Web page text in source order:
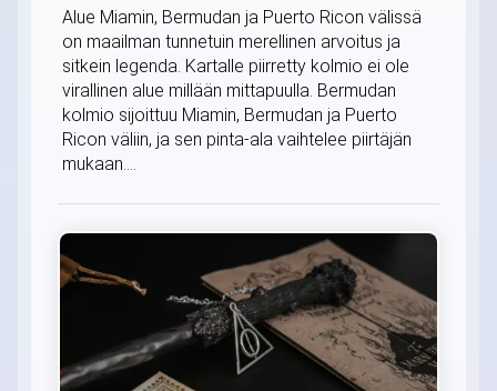
Alue Miamin, Bermudan ja Puerto Ricon välissä
on maailman tunnetuin merellinen arvoitus ja
sitkein legenda. Kartalle piirretty kolmio ei ole
virallinen alue millään mittapuulla. Bermudan
kolmio sijoittuu Miamin, Bermudan ja Puerto
Ricon väliin, ja sen pinta-ala vaihtelee piirtäjän
mukaan....